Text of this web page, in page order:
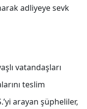
adliyeye sevk
vatandaşları
teslim
arayan şüpheliler,